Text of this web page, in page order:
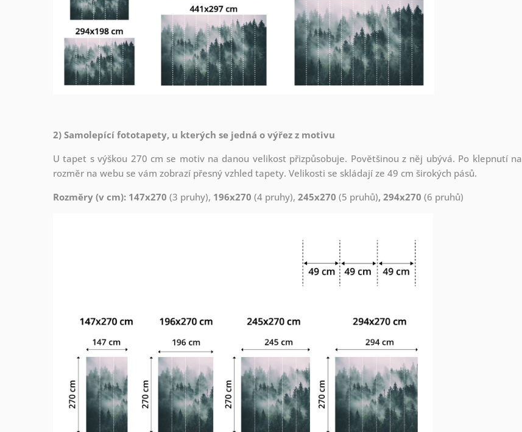
2) Samolepící fototapety, u kterých se jedná o výřez z motivu
U tapet s výškou 270 cm se motiv na danou velikost přizpůsobuje. Povětšinou z něj ubývá. Po klepnutí na
rozměr na webu se vám zobrazí přesný vzhled tapety. Velikosti se skládají ze 49 cm širokých pásů.
Rozměry (v cm): 147x270 (3 pruhy), 196x270 (4 pruhy), 245x270 (5 pruhů), 294x270 (6 pruhů)